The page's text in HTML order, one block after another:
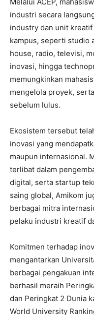
industri secara
industry dan unit
kampus, seperti studio
house, radio, televisi,
inovasi, hingga
memungkinkan
mengelola proyek,
sebelum lulus.
Ekosistem tersebut
inovasi yang
maupun internasional.
terlibat dalam
digital, serta startup
saing global, Amikom
berbagai mitra
pelaku industri kreatif
Komitmen terhadap
mengantarkan
berbagai pengakuan
berhasil meraih
dan Peringkat 2 Dunia
World University